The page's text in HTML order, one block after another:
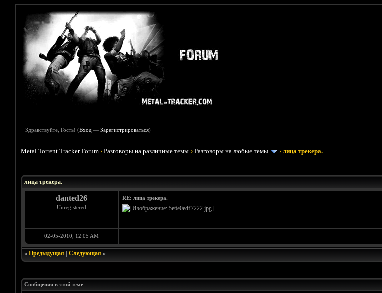
Здравствуйте, Гость! (Вход —Зарегистрироваться)
Metal Torrent Tracker Forum ›Разговоры на различные темы ›Разговоры на любые темы ›лица трекера.
лица трекера.
danted26
Unregistered
RE: лица трекера.
02-05-2010, 12:05 AM
« Предыдущая| Следующая»
Сообщения в этой теме